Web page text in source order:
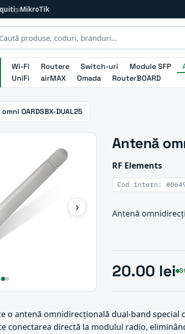
șiMikroTik
Wi-Fi Routere Switch-uri Module SFP
UniFi
airMAX Omada RouterBOARD
OARDSBX-DUAL25
›
Antenă
RF Elements
Cod intern:
Antenă
20.00 lei
o antenă omnidirecțională dual-band
conectarea directă la modulul radio,